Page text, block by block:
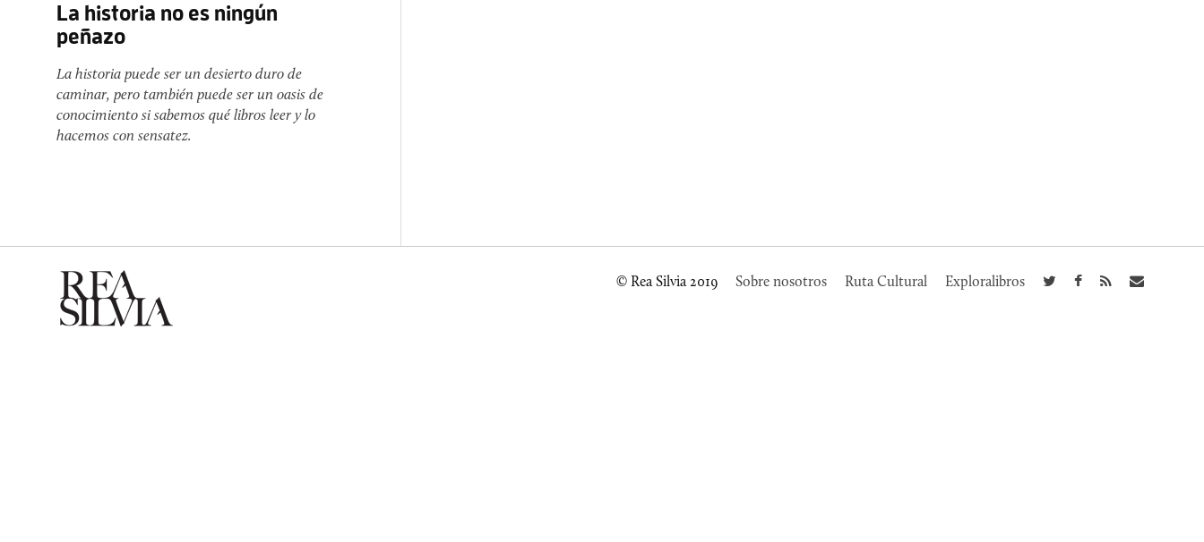
La historia no es ningún
peñazo
La historia puede ser un desierto duro de
caminar, pero también puede ser un oasis de
conocimiento si sabemos qué libros leer y lo
hacemos con sensatez.
© Rea Silvia 2019 Sobre nosotros Ruta Cultural Exploralibros